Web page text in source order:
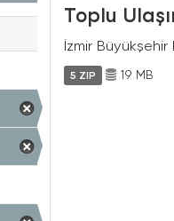
Toplu
İzmir
5 ZIP 19 MB